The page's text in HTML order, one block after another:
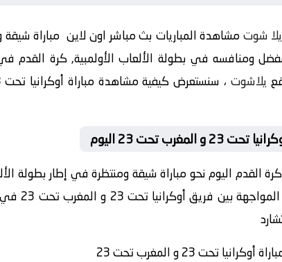
يلا شوت مشاهدة المباريات بث مباشر اون لاين مباراة
يلاشوت
المغرب تحت 23 اليوم
القدم اليوم نحو مباراة شيقة ومنتظرة في إطار بطولة
ب ،
تحت 23 و المغرب تحت 23